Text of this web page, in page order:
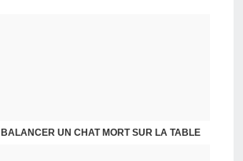
BALANCER UN CHAT MORT SUR LA TABLE
PRESQU'ÎLE D'ALBIGNY : LA POLITIQUE A SES RAISONS QUE LA RAISON NE CONNAIT POINT